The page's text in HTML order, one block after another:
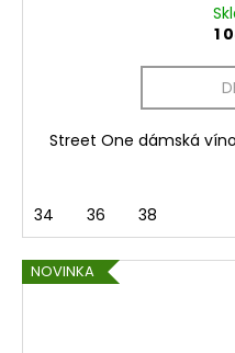
1
Street One dámská
34 36 38
NOVINKA